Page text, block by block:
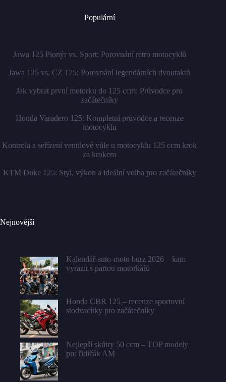
Populární
Jawa 125 Pionýr vs. Sport: Porovnání retro motocyklů
Jawa 125 vs. CZ 175: Porovnání legendárních dvoutaktů
Jak vybrat první motorku do 125 ccm: Průvodce pro
začátečníky
Honda Varadero 125: Kompletní průvodce a recenze
motocyklu
Kontrola a seřízení ventilové vůle u motocyklu 125 ccm krok
za krokem
KTM Duke 125: Styl, výkon a ideální volba pro začátečníky
Nejnovější
Kalendář auto-moto burz 2026 – kam
vyrazit s partou motorkářů
Honda CBR 125 – recenze sportovní
stodvacítky pro začátečníky
Nejlepší skútry 50 ccm – TOP modely
pro řidičák AM